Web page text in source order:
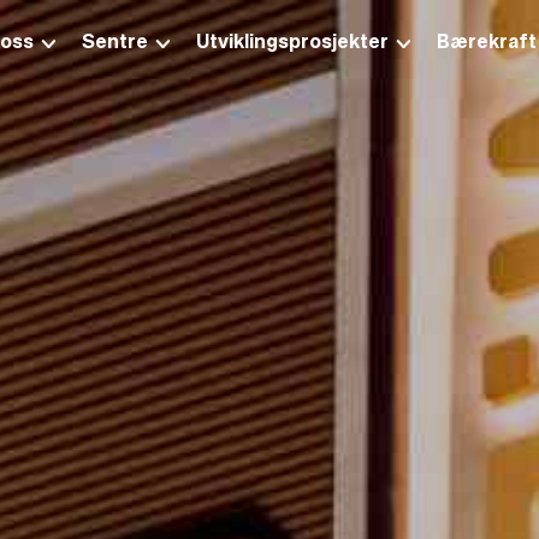
Sentre Utviklingsprosjekter Bærekraft